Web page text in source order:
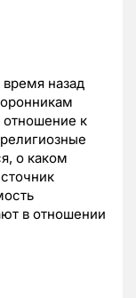
назад
отношение к
о каком
в отношении